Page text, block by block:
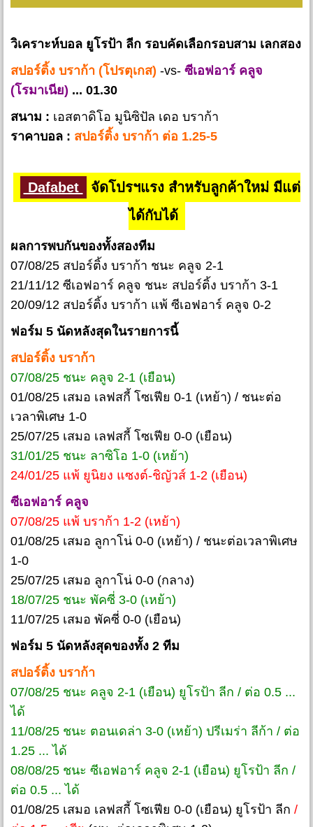
วิเคราะห์บอล ยูโรป้า ลีก รอบคัดเลือกรอบสาม เลกสอง
สปอร์ติ้ง บราก้า (โปรตุเกส) -vs- ซีเอฟอาร์ คลูจ
(โรมาเนีย) ... 01.30
สนาม : เอสตาดิโอ มูนิซิปัล เดอ บราก้า
ราคาบอล : สปอร์ติ้ง บราก้า ต่อ 1.25-5
Dafabet
จัดโปรฯแรง สำหรับลูกค้าใหม่ มีแต่
ได้กับได้
ผลการพบกันของทั้งสองทีม
07/08/25 สปอร์ติ้ง บราก้า ชนะ คลูจ 2-1
21/11/12 ซีเอฟอาร์ คลูจ ชนะ สปอร์ติ้ง บราก้า 3-1
20/09/12 สปอร์ติ้ง บราก้า แพ้ ซีเอฟอาร์ คลูจ 0-2
ฟอร์ม 5 นัดหลังสุดในรายการนี้
สปอร์ติ้ง บราก้า
07/08/25 ชนะ คลูจ 2-1 (เยือน)
01/08/25 เสมอ เลฟสกี้ โซเฟีย 0-1 (เหย้า) / ชนะต่อ
เวลาพิเศษ 1-0
25/07/25 เสมอ เลฟสกี้ โซเฟีย 0-0 (เยือน)
31/01/25 ชนะ ลาซิโอ 1-0 (เหย้า)
24/01/25 แพ้ ยูนิยง แซงต์-ชิญัวส์ 1-2 (เยือน)
ซีเอฟอาร์ คลูจ
07/08/25 แพ้ บราก้า 1-2 (เหย้า)
01/08/25 เสมอ ลูกาโน่ 0-0 (เหย้า) / ชนะต่อเวลาพิเศษ
1-0
25/07/25 เสมอ ลูกาโน่ 0-0 (กลาง)
18/07/25 ชนะ พัคซี่ 3-0 (เหย้า)
11/07/25 เสมอ พัคซี่ 0-0 (เยือน)
ฟอร์ม 5 นัดหลังสุดของทั้ง 2 ทีม
สปอร์ติ้ง บราก้า
07/08/25 ชนะ คลูจ 2-1 (เยือน) ยูโรป้า ลีก / ต่อ 0.5 ...
ได้
11/08/25 ชนะ ตอนเดล่า 3-0 (เหย้า) ปรีเมร่า ลีก้า / ต่อ
1.25 ... ได้
08/08/25 ชนะ ซีเอฟอาร์ คลูจ 2-1 (เยือน) ยูโรป้า ลีก /
ต่อ 0.5 ... ได้
01/08/25 เสมอ เลฟสกี้ โซเฟีย 0-0 (เยือน) ยูโรป้า ลีก /